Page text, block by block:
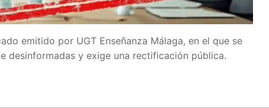
emitido por UGT Enseñanza Málaga, en el que se
desinformadas y exige una rectificación pública.